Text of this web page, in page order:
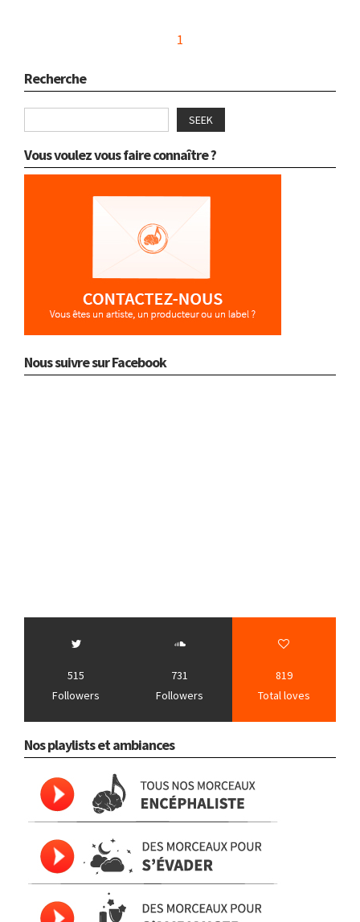
1
Recherche
SEEK
Vous voulez vous faire connaître ?
Nous suivre sur Facebook
515
Followers
731
Followers
819
Total loves
Nos playlists et ambiances